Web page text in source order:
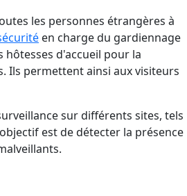
les personnes étrangères à
en charge du gardiennage
hôtesses d'accueil pour la
Ils permettent ainsi aux visiteurs
sur différents sites, tels
est de détecter la présence